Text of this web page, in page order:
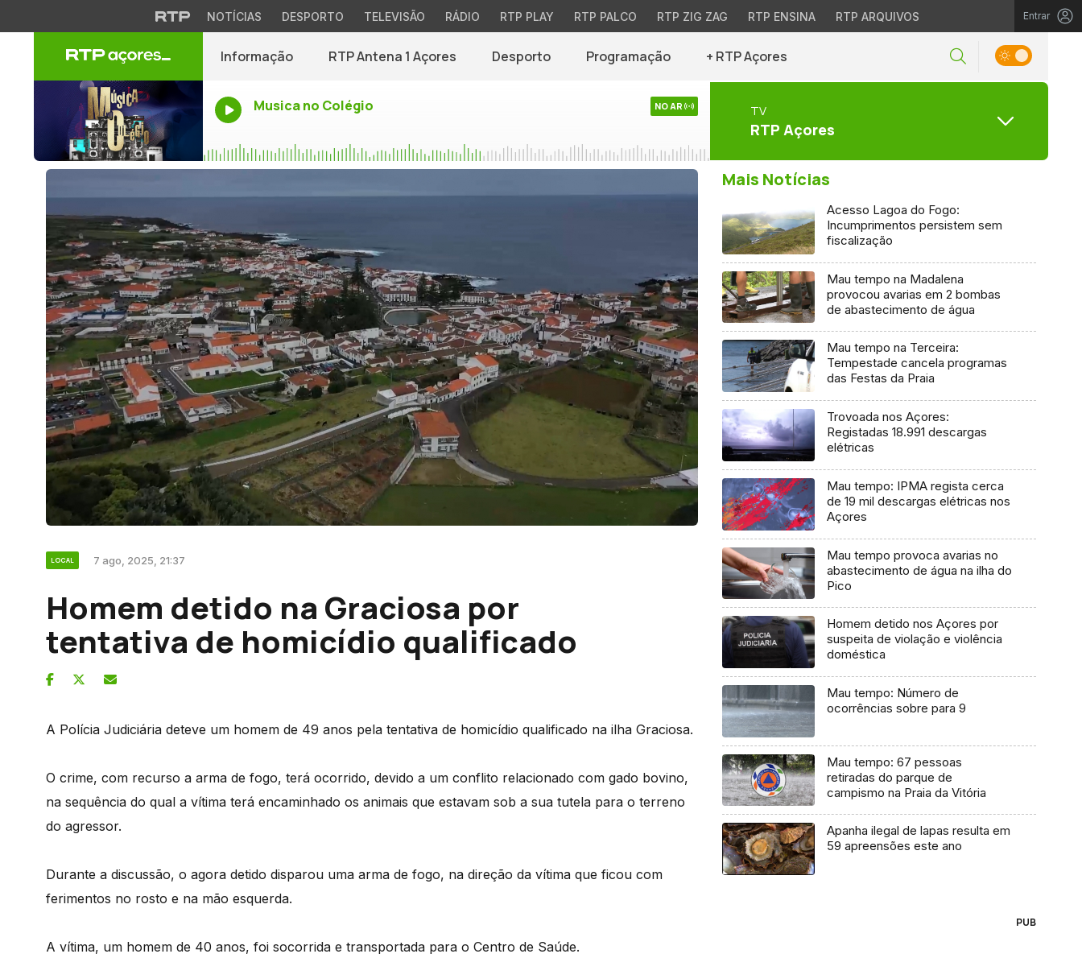
NOTÍCIAS DESPORTO TELEVISÃO RÁDIO RTP PLAY RTP PALCO RTP ZIG ZAG RTP ENSINA RTP ARQUIVOS Entrar
Informação RTP Antena 1 Açores Desporto Programação + RTP Açores
Musica no Colégio NO AR TV
RTP Açores
LOCAL 7 ago, 2025, 21:37
Homem detido na Graciosa por
tentativa de homicídio qualificado
A Polícia Judiciária deteve um homem de 49 anos pela tentativa de homicídio qualificado na ilha Graciosa.
O crime, com recurso a arma de fogo, terá ocorrido, devido a um conflito relacionado com gado bovino,
na sequência do qual a vítima terá encaminhado os animais que estavam sob a sua tutela para o terreno
do agressor.
Durante a discussão, o agora detido disparou uma arma de fogo, na direção da vítima que ficou com
ferimentos no rosto e na mão esquerda.
A vítima, um homem de 40 anos, foi socorrida e transportada para o Centro de Saúde.
Mais Notícias
Acesso Lagoa do Fogo:
Incumprimentos persistem sem
fiscalização
Mau tempo na Madalena
provocou avarias em 2 bombas
de abastecimento de água
Mau tempo na Terceira:
Tempestade cancela programas
das Festas da Praia
Trovoada nos Açores:
Registadas 18.991 descargas
elétricas
Mau tempo: IPMA regista cerca
de 19 mil descargas elétricas nos
Açores
Mau tempo provoca avarias no
abastecimento de água na ilha do
Pico
Homem detido nos Açores por
suspeita de violação e violência
doméstica
Mau tempo: Número de
ocorrências sobre para 9
Mau tempo: 67 pessoas
retiradas do parque de
campismo na Praia da Vitória
Apanha ilegal de lapas resulta em
59 apreensões este ano
PUB